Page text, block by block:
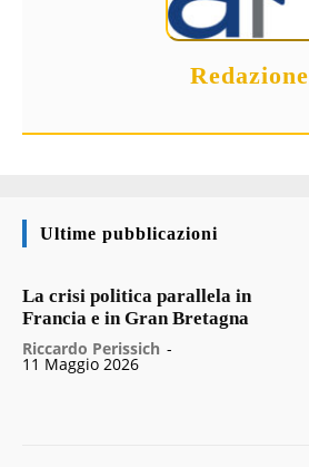
Redazione
Ultime pubblicazioni
La crisi politica parallela in
Francia e in Gran Bretagna
Riccardo Perissich -
11 Maggio 2026